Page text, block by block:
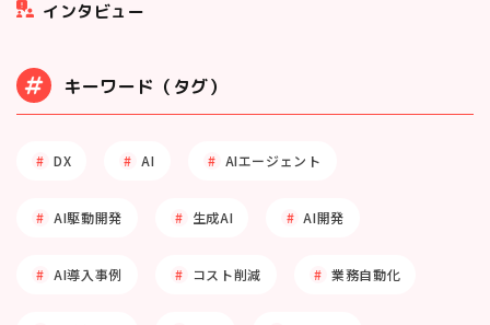
インタビュー
キーワード（タグ）
DX AI AIエージェント
AI駆動開発 生成AI AI開発
AI導入事例 コスト削減 業務自動化